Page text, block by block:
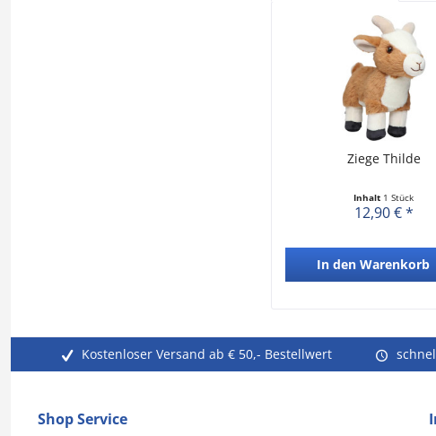
Ziege Thilde
Inhalt 1 Stück
12,90 € *
In den Warenkorb
Kostenloser Versand ab € 50,- Bestellwert
Shop Service